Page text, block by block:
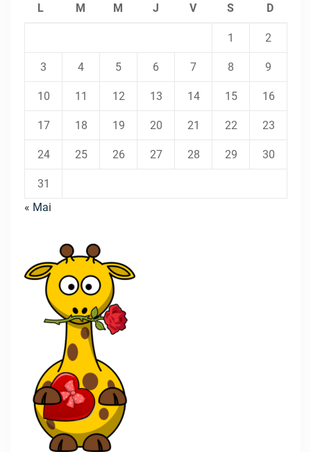
L M M J V S D
1 2
3 4 5 6 7 8 9
10 11 12 13 14 15 16
17 18 19 20 21 22 23
24 25 26 27 28 29 30
31
« Mai